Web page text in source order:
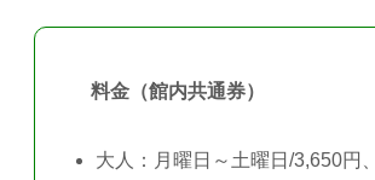
料金（館内共通券）
大人：月曜日～土曜日/3,650円